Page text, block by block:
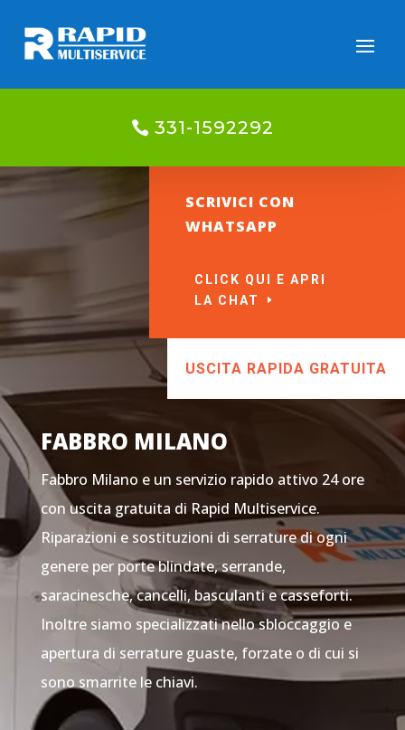
331-1592292
SCRIVICI CON
WHATSAPP
CLICK QUI E APRI
LA CHAT
USCITA RAPIDA GRATUITA
FABBRO MILANO
Fabbro Milano e un servizio rapido attivo 24 ore
con uscita gratuita di Rapid Multiservice.
Riparazioni e sostituzioni di serrature di ogni
genere per porte blindate, serrande,
saracinesche, cancelli, basculanti e casseforti.
Inoltre siamo specializzati nello sbloccaggio e
apertura di serrature guaste, forzate o di cui si
sono smarrite le chiavi.